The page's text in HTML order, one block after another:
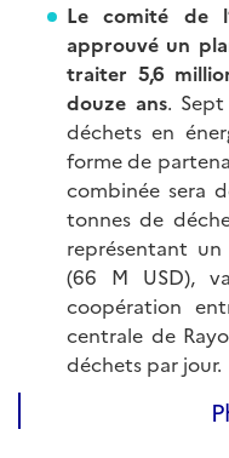
Le comité de
approuvé un
traiter 5,6
douze ans.
déchets en
forme de
combinée sera
tonnes de
représentant
(66 M USD),
coopération
centrale de
déchets par jour.